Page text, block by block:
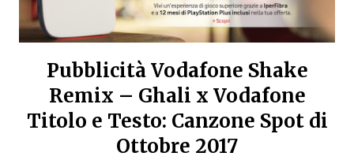
Pubblicità Vodafone Shake
Remix – Ghali x Vodafone
Titolo e Testo: Canzone Spot di
Ottobre 2017